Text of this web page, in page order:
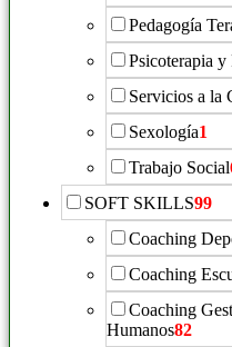
Pedagogía
Psicoterapia y
Servicios a la
Sexología1
Trabajo Social
SOFT SKILLS99
Coaching
Coaching
Coaching
Humanos82